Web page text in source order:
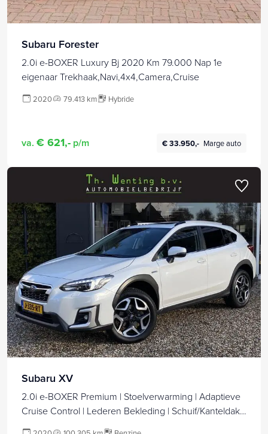
Subaru Forester
2.0i e-BOXER Luxury Bj 2020 Km 79.000 Nap 1e
eigenaar Trekhaak,Navi,4x4,Camera,Cruise
2020 79.413 km Hybride
va. € 621,- p/m € 33.950,- Marge auto
Subaru XV
2.0i e-BOXER Premium | Stoelverwarming | Adaptieve
Cruise Control | Lederen Bekleding | Schuif/Kanteldak |